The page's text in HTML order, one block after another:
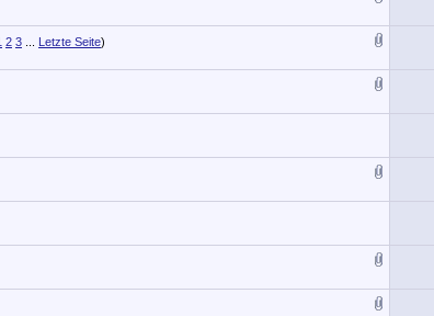
2 3 Letzte Seite)